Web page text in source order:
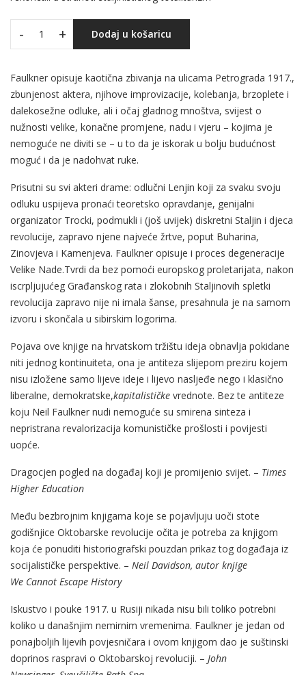
- + Dodaj u košaricu
Faulkner opisuje kaotična zbivanja na ulicama Petrograda 1917.,
zbunjenost aktera, njihove improvizacije, kolebanja, brzoplete i
dalekosežne odluke, ali i očaj gladnog mnoštva, svijest o
nužnosti velike, konačne promjene, nadu i vjeru – kojima je
nemoguće ne diviti se – u to da je iskorak u bolju budućnost
moguć i da je nadohvat ruke.
Prisutni su svi akteri drame: odlučni Lenjin koji za svaku svoju
odluku uspijeva pronaći teoretsko opravdanje, genijalni
organizator Trocki, podmukli i (još uvijek) diskretni Staljin i djeca
revolucije, zapravo njene najveće žrtve, poput Buharina,
Zinovjeva i Kamenjeva. Faulkner opisuje i proces degeneracije
Velike Nade.Tvrdi da bez pomoći europskog proletarijata, nakon
iscrpljujućeg Građanskog rata i zlokobnih Staljinovih spletki
revolucija zapravo nije ni imala šanse, presahnula je na samom
izvoru i skončala u sibirskim logorima.
Pojava ove knjige na hrvatskom tržištu ideja obnavlja pokidane
niti jednog kontinuiteta, ona je antiteza slijepom preziru kojem
nisu izložene samo lijeve ideje i lijevo nasljeđe nego i klasično
liberalne, demokratske,kapitalističke vrednote. Bez te antiteze
koju Neil Faulkner nudi nemoguće su smirena sinteza i
nepristrana revalorizacija komunističke prošlosti i povijesti
uopće.
Dragocjen pogled na događaj koji je promijenio svijet. – Times
Higher Education
Među bezbrojnim knjigama koje se pojavljuju uoči stote
godišnjice Oktobarske revolucije očita je potreba za knjigom
koja će ponuditi historiografski pouzdan prikaz tog događaja iz
socijalističke perspektive. – Neil Davidson, autor knjige
We Cannot Escape History
Iskustvo i pouke 1917. u Rusiji nikada nisu bili toliko potrebni
koliko u današnjim nemirnim vremenima. Faulkner je jedan od
ponajboljih lijevih povjesničara i ovom knjigom dao je suštinski
doprinos raspravi o Oktobarskoj revoluciji. – John